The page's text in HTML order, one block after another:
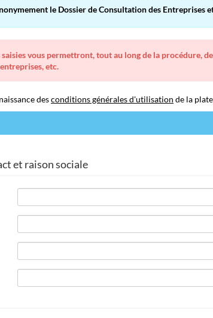
le Dossier de Consultation des
vous permettront, tout au long de la procédure,
etc.
desconditions générales d'utilisation de la
et raison sociale